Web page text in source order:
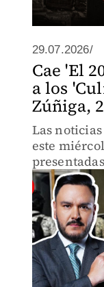
29.07.2026/
Cae 'El
a los
Zúñiga,
Las
este